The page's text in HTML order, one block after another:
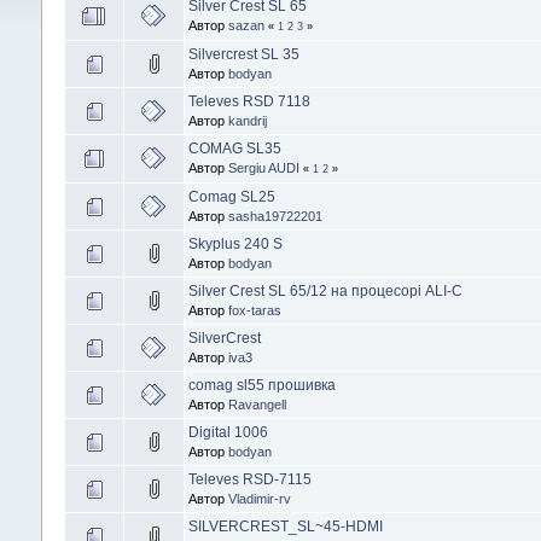
Silver Crest SL 65
Автор sazan « 1 2 3»
Silvercrest SL 35
Автор bodyan
Televes RSD 7118
Автор kandrij
COMAG SL35
Автор Sergiu AUDI « 1 2»
Comag SL25
Автор sasha19722201
Skyplus 240 S
Автор bodyan
Silver Crest SL 65/12 на процесорі АLI-C
Автор fox-taras
SilverCrest
Автор iva3
comag sl55 прошивка
Автор Ravangell
Digital 1006
Автор bodyan
Televes RSD-7115
Автор Vladimir-rv
SILVERCREST_SL~45-HDMI